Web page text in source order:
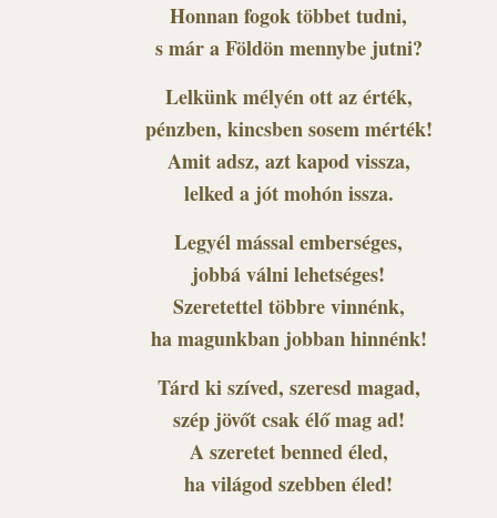
Honnan fogok többet tudni,
s már a Földön mennybe jutni?
Lelkünk mélyén ott az érték,
pénzben, kincsben sosem mérték!
Amit adsz, azt kapod vissza,
lelked a jót mohón issza.
Legyél mással emberséges,
jobbá válni lehetséges!
Szeretettel többre vinnénk,
ha magunkban jobban hinnénk!
Tárd ki szíved, szeresd magad,
szép jövőt csak élő mag ad!
A szeretet benned éled,
ha világod szebben éled!